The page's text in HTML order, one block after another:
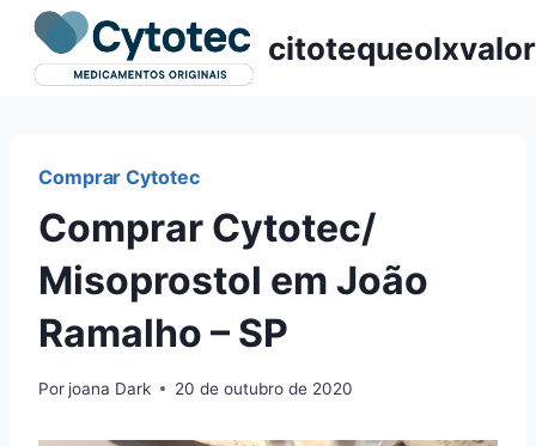
Pular
para
citotequeolxvalor
Comprar Cytotec
Comprar Cytotec/
Misoprostol em João
Ramalho – SP
Por joana Dark 20 de outubro de 2020